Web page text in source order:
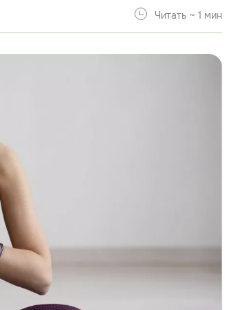
Читать ~ 1 мин